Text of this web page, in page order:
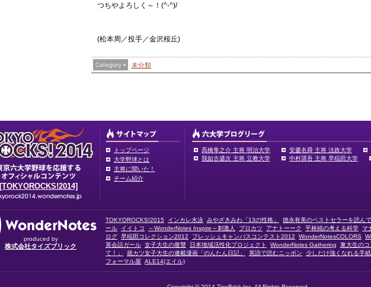
つちやよろしく～！(^-^)/
(松本周／投手／金沢桜丘)
未分類
[TOKYOROCKS!2014]
トップページ
大学野球とは
主将に聞いた！
チーム紹介
髙橋隼之介 主将 明治大学
安慶名舜 主将 法政大学
我如古盛次 主将 立教大学
中村奨吾 主将 早稲田大学
produced by
株式会社タイズブリック
TOKYOROCKS!2015 インカレ水泳 みやざきみわ「13の性格」
徳永有美のベストセラーを読ん
ール
イイトコ ～WonderNotes Inspire～刺激人 プロカツ アナトーーク 平林純の考える科学 マ
ログ 早稲田コレクション2012 フレッシュキャンパスコンテスト2012 WonderNotesCOLORS
英会話ガール 女子大生の復讐 日本地域活性化プロジェクト WonderNotes Gathering
東大生の
て！」
就カツ女子大生の連載漫画「のんたん日記」 英語で読むニッポン
少しだけ強くなれる手紙
フォーマル屋
ALE14(エイル)